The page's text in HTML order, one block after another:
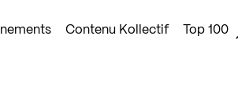
Contenu Kollectif Top 100